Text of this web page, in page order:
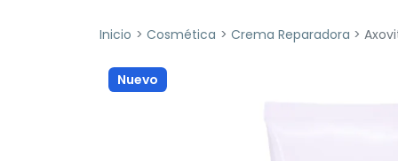
Inicio Cosmética Crema Reparadora
Nuevo